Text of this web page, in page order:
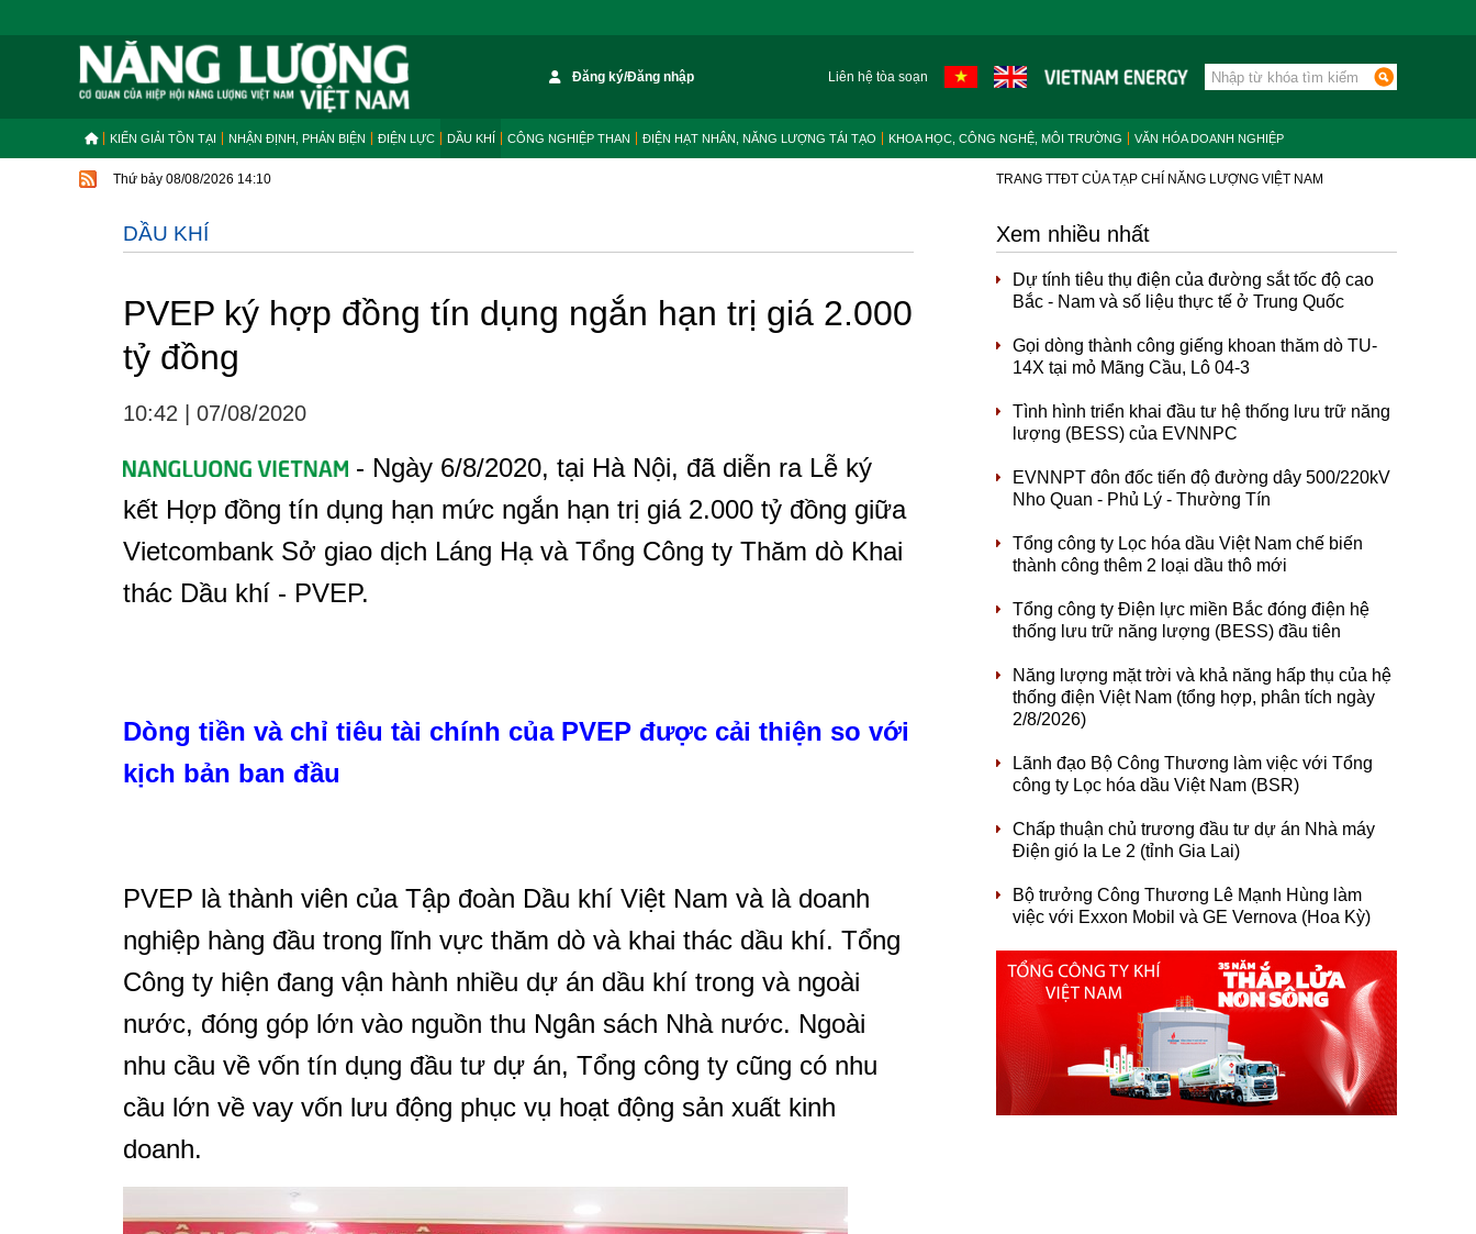
Đăng ký/Đăng nhập Liên hệ tòa soạn
KIẾN GIẢI TỒN TẠI NHẬN ĐỊNH, PHẢN BIỆN ĐIỆN LỰC DẦU KHÍ CÔNG NGHIỆP THAN ĐIỆN HẠT NHÂN, NĂNG LƯỢNG TÁI TẠO KHOA HỌC, CÔNG NGHỆ, MÔI TRƯỜNG VĂN HÓA DOANH NGHIỆP
Thứ bảy 08/08/2026 14:10 TRANG TTĐT CỦA TẠP CHÍ NĂNG LƯỢNG VIỆT NAM
DẦU KHÍ
PVEP ký hợp đồng tín dụng ngắn hạn trị giá 2.000
tỷ đồng
10:42 07/08/2020
- Ngày 6/8/2020, tại Hà Nội, đã diễn ra Lễ ký
kết Hợp đồng tín dụng hạn mức ngắn hạn trị giá 2.000 tỷ đồng giữa
Vietcombank Sở giao dịch Láng Hạ và Tổng Công ty Thăm dò Khai
thác Dầu khí - PVEP.
Dòng tiền và chỉ tiêu tài chính của PVEP được cải thiện so với
kịch bản ban đầu
PVEP là thành viên của Tập đoàn Dầu khí Việt Nam và là doanh
nghiệp hàng đầu trong lĩnh vực thăm dò và khai thác dầu khí. Tổng
Công ty hiện đang vận hành nhiều dự án dầu khí trong và ngoài
nước, đóng góp lớn vào nguồn thu Ngân sách Nhà nước. Ngoài
nhu cầu về vốn tín dụng đầu tư dự án, Tổng công ty cũng có nhu
cầu lớn về vay vốn lưu động phục vụ hoạt động sản xuất kinh
doanh.
Xem nhiều nhất
Dự tính tiêu thụ điện của đường sắt tốc độ cao
Bắc - Nam và số liệu thực tế ở Trung Quốc
Gọi dòng thành công giếng khoan thăm dò TU-
14X tại mỏ Mãng Cầu, Lô 04-3
Tình hình triển khai đầu tư hệ thống lưu trữ năng
lượng (BESS) của EVNNPC
EVNNPT đôn đốc tiến độ đường dây 500/220kV
Nho Quan - Phủ Lý - Thường Tín
Tổng công ty Lọc hóa dầu Việt Nam chế biến
thành công thêm 2 loại dầu thô mới
Tổng công ty Điện lực miền Bắc đóng điện hệ
thống lưu trữ năng lượng (BESS) đầu tiên
Năng lượng mặt trời và khả năng hấp thụ của hệ
thống điện Việt Nam (tổng hợp, phân tích ngày
2/8/2026)
Lãnh đạo Bộ Công Thương làm việc với Tổng
công ty Lọc hóa dầu Việt Nam (BSR)
Chấp thuận chủ trương đầu tư dự án Nhà máy
Điện gió Ia Le 2 (tỉnh Gia Lai)
Bộ trưởng Công Thương Lê Mạnh Hùng làm
việc với Exxon Mobil và GE Vernova (Hoa Kỳ)